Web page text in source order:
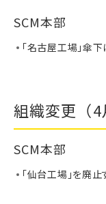
SCM本部
「名古屋工場」傘下
組織変更（4
SCM本部
「仙台工場」を廃止